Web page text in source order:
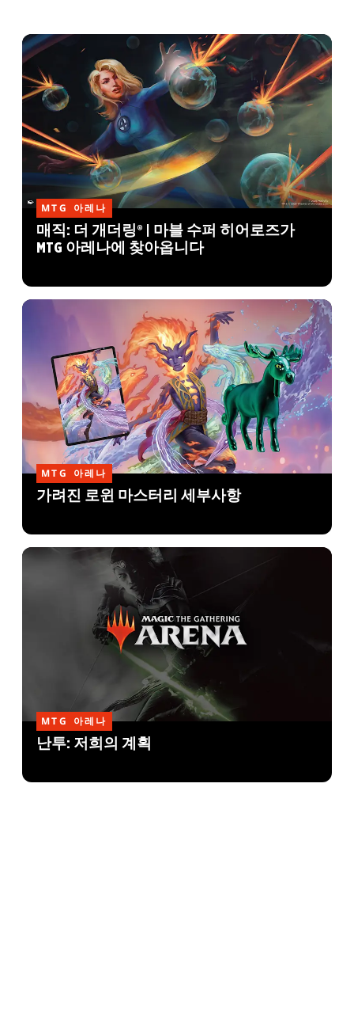
MTG 아레나
매직: 더 개더링® | 마블 수퍼 히어로즈가
MTG 아레나에 찾아옵니다
MTG 아레나
가려진 로윈 마스터리 세부사항
MTG 아레나
난투: 저희의 계획